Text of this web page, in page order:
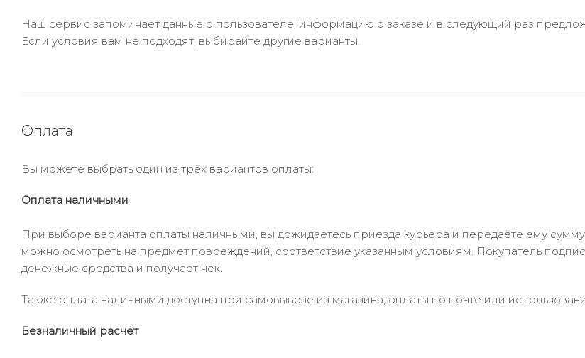
Наш сервис запоминает данные о пользователе, информацию о заказе и в следующий раз
Если условия вам не подходят, выбирайте другие варианты.
Оплата
Вы можете выбрать один из трёх вариантов оплаты:
Оплата наличными
При выборе варианта оплаты наличными, вы дожидаетесь приезда курьера и передаёте ему
можно осмотреть на предмет повреждений, соответствие указанным условиям. Покупатель
денежные средства и получает чек.
Также оплата наличными доступна при самовывозе из магазина, оплаты по почте или
Безналичный расчёт